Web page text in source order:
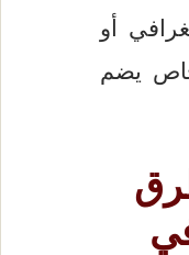
أو
يضم